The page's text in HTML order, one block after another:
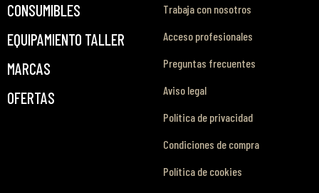
CONSUMIBLES
EQUIPAMIENTO TALLER
MARCAS
OFERTAS
Trabaja con nosotros
Acceso profesionales
Preguntas frecuentes
Aviso legal
Política de privacidad
Condiciones de compra
Política de cookies